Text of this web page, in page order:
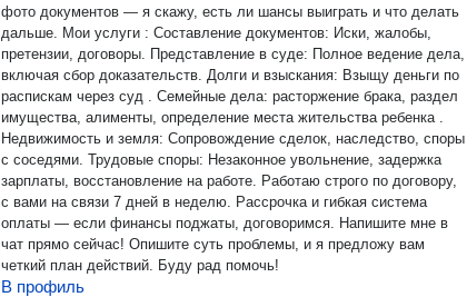
фото документов — я скажу, есть ли шансы выиграть и что делать
дальше. Мои услуги : Составление документов: Иски, жалобы,
претензии, договоры. Представление в суде: Полное ведение дела,
включая сбор доказательств. Долги и взыскания: Взыщу деньги по
распискам через суд . Семейные дела: расторжение брака, раздел
имущества, алименты, определение места жительства ребенка .
Недвижимость и земля: Сопровождение сделок, наследство, споры
с соседями. Трудовые споры: Незаконное увольнение, задержка
зарплаты, восстановление на работе. Работаю строго по договору,
с вами на связи 7 дней в неделю. Рассрочка и гибкая система
оплаты — если финансы поджаты, договоримся. Напишите мне в
чат прямо сейчас! Опишите суть проблемы, и я предложу вам
четкий план действий. Буду рад помочь!
В профиль